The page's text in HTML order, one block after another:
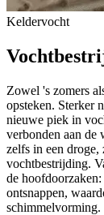
Keldervocht
Zowel 's zomers
opsteken. Sterker
nieuwe piek in
verbonden aan de
zelfs in een
vochtbestrijding.
de
ontsnappen,
schimmelvorming.